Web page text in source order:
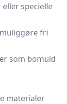
specielle
fri
som bomuld
materialer